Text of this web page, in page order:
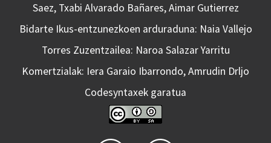
Saez, Txabi Alvarado Bañares, Aimar Gutierrez
Bidarte Ikus-entzunezkoen arduraduna: Naia Vallejo
Torres Zuzentzailea: Naroa Salazar Yarritu
Komertzialak: Iera Garaio Ibarrondo, Amrudin Drljo
Codesyntaxek garatua